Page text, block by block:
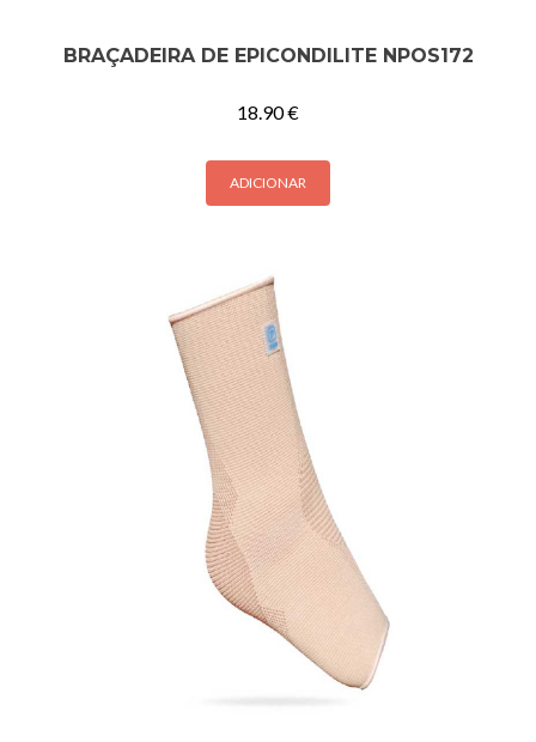
BRAÇADEIRA DE EPICONDILITE NPOS172
18.90€
ADICIONAR